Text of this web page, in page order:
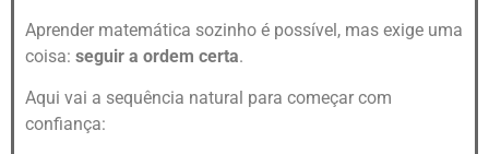
Aprender matemática sozinho é possível, mas exige uma
coisa: seguir a ordem certa.
Aqui vai a sequência natural para começar com
confiança: